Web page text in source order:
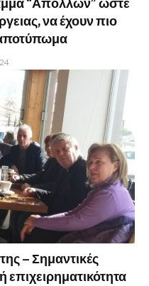
“Απόλλων” ώστε
να έχουν πιο
αποτύπωμα
– Σημαντικές
επιχειρηματικότητα